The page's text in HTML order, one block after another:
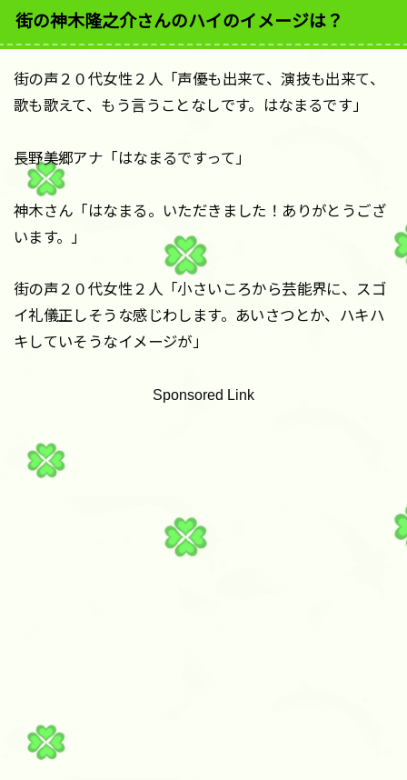
街の神木隆之介さんのハイのイメージは？
街の声２０代女性２人「声優も出来て、演技も出来て、
歌も歌えて、もう言うことなしです。はなまるです」
長野美郷アナ「はなまるですって」
神木さん「はなまる。いただきました！ありがとうござ
います。」
街の声２０代女性２人「小さいころから芸能界に、スゴ
イ礼儀正しそうな感じわします。あいさつとか、ハキハ
キしていそうなイメージが」
Sponsored Link